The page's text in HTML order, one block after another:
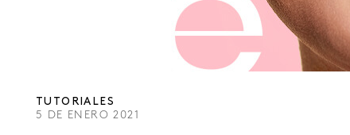
TUTORIALES
5 DE ENERO 2021